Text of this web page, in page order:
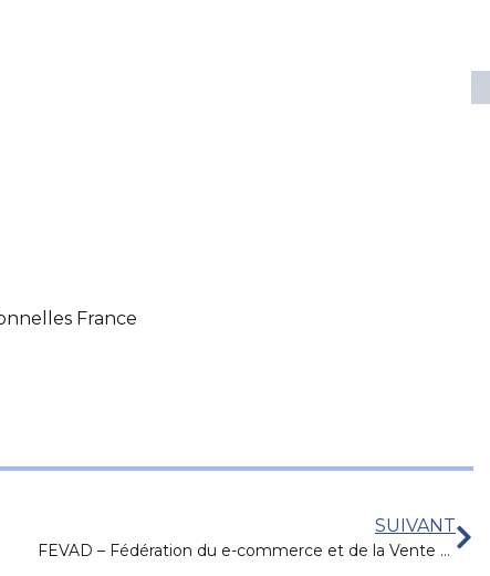
France
SUIVANT
FEVAD – Fédération du e-commerce et de la Vente à Distance